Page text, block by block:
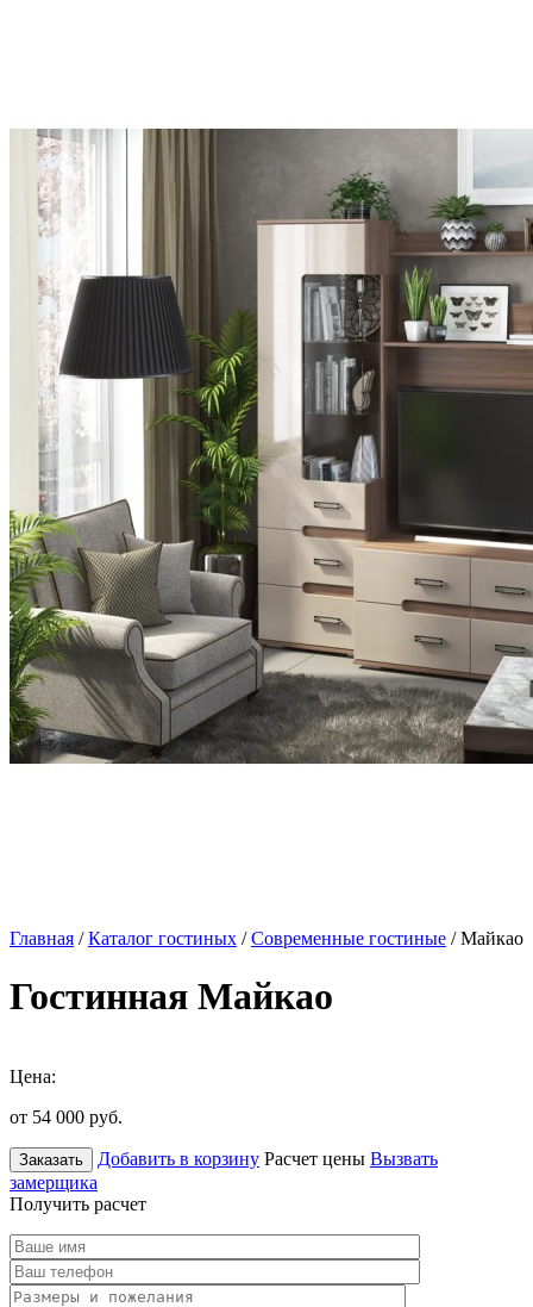
Главная /Каталог гостиных /Современные гостиные / Майкао
Гостинная Майкао
Цена:
от 54 000 руб.
Заказать Добавить в корзину Расчет цены Вызвать
замерщика
Получить расчет